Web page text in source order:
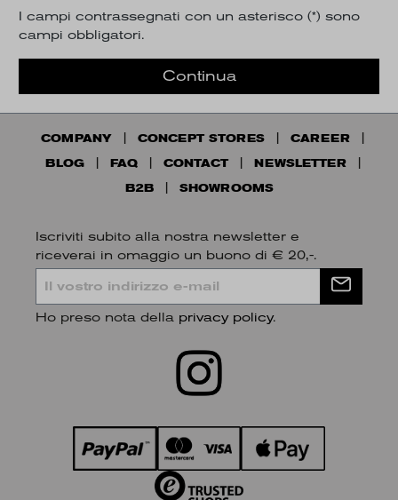
I campi contrassegnati con un asterisco (*) sono
campi obbligatori.
Continua
COMPANY CONCEPT STORES
CAREER
BLOG
FAQ CONTACT
NEWSLETTER
B2B
SHOWROOMS
Iscriviti subito alla nostra newsletter e
riceverai in omaggio un buono di € 20,-.
Ho preso nota della privacy policy.